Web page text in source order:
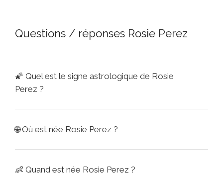
Questions / réponses Rosie Perez
🌠 Quel est le signe astrologique de Rosie
Perez ?
🌐Où est née Rosie Perez ?
👶 Quand est née Rosie Perez ?